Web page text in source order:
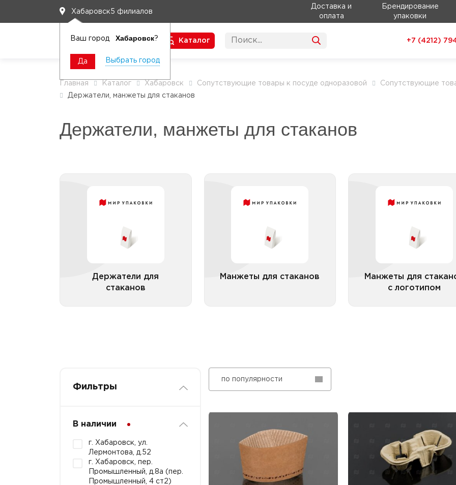
Хабаровск5 филиалов
Ваш город Хабаровск?
Да Выбрать город
Доставка и
оплата
Брендирование
упаковки
Каталог +7 (4212)
Главная Каталог Хабаровск Сопутствующие товары к посуде одноразовой
Сопутствующие
Держатели, манжеты для стаканов
Держатели, манжеты для стаканов
Держатели для
стаканов
стаканов
Все категории
Манжеты для стаканов
Манжеты для
с логотипом
с
Все
Фильтры
В наличии
г. Хабаровск, ул.
Лермонтова, д.52
г. Хабаровск, пер.
Промышленный, д.8а (пер.
Промышленный, 4 ст2)
по популярности